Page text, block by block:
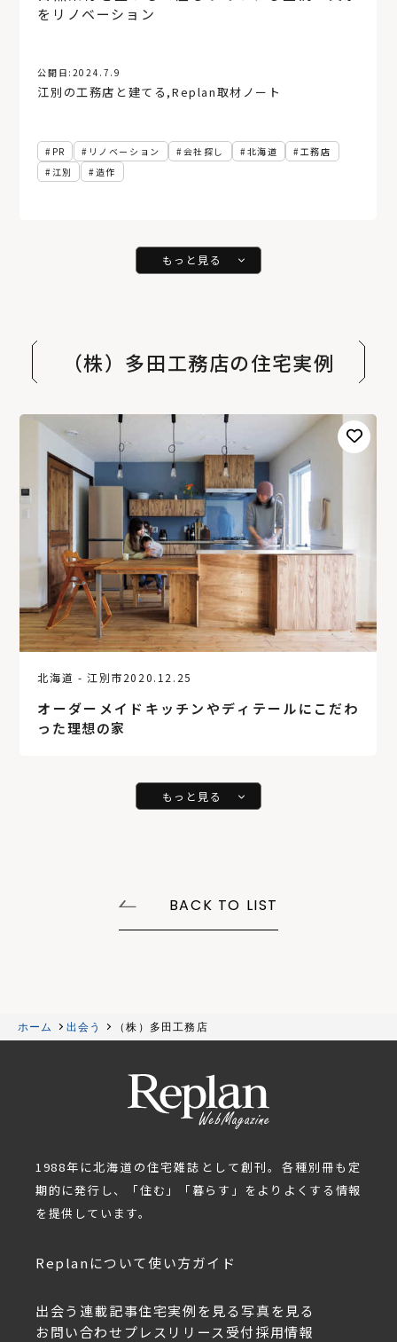
をリノベーション
公開日: 2024.7.9
江別の工務店と建てる ,Replan取材ノート
PR リノベーション 会社探し 北海道
工務店
江別
造作
もっと見る
（株）多田工務店の住宅実例
オーダーメイドキッチンやディテールにこだわ
った理想の家
北海道 - 江別市2020.12.25
もっと見る
BACK TO LIST
ホーム 出会う （株）多田工務店
1988年に北海道の住宅雑誌として創刊。各種別冊も定
期的に発行し、「住む」「暮らす」をよりよくする情報
を提供しています。
Replanについて使い方ガイド
出会う 連載記事住宅実例を見る写真を見る
お問い合わせ プレスリリース受付採用情報